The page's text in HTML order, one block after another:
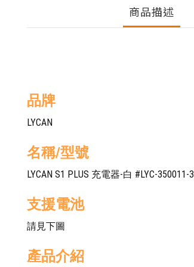
商品描述
品牌
LYCAN
名稱/型號
LYCAN S1 PLUS 充電器-白 #LYC-350011-3
支援電池
請見下圖
產品介紹